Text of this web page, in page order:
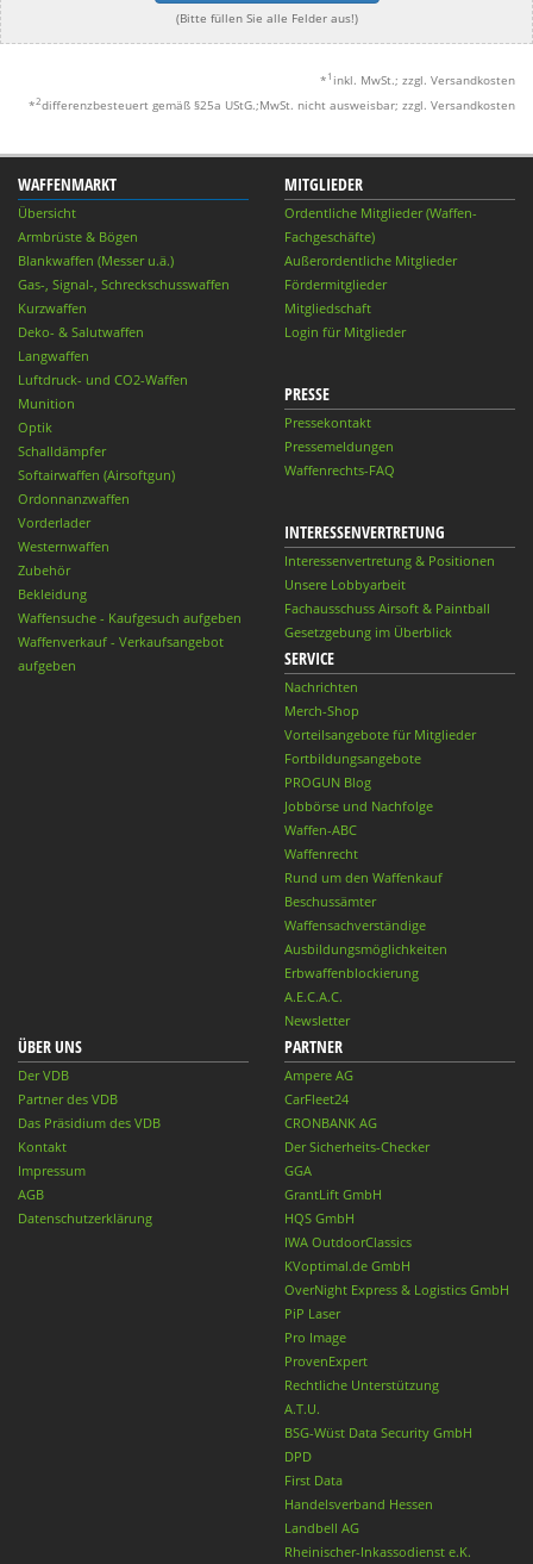
(Bitte füllen Sie alle Felder aus!)
* 1 inkl. MwSt.; zzgl. Versandkosten
*2differenzbesteuert gemäß §25a UStG.;MwSt. nicht ausweisbar; zzgl. Versandkosten
WAFFENMARKT
Übersicht
Armbrüste & Bögen
Blankwaffen (Messer u.ä.)
Gas-, Signal-, Schreckschusswaffen
Kurzwaffen
Deko- & Salutwaffen
Langwaffen
Luftdruck- und CO2-Waffen
Munition
Optik
Schalldämpfer
Softairwaffen (Airsoftgun)
Ordonnanzwaffen
Vorderlader
Westernwaffen
Zubehör
Bekleidung
Waffensuche - Kaufgesuch aufgeben
Waffenverkauf - Verkaufsangebot
aufgeben
MITGLIEDER
Ordentliche Mitglieder (Waffen-
Fachgeschäfte)
Außerordentliche Mitglieder
Fördermitglieder
Mitgliedschaft
Login für Mitglieder
PRESSE
Pressekontakt
Pressemeldungen
Waffenrechts-FAQ
INTERESSENVERTRETUNG
Interessenvertretung & Positionen
Unsere Lobbyarbeit
Fachausschuss Airsoft & Paintball
Gesetzgebung im Überblick
SERVICE
Nachrichten
Merch-Shop
Vorteilsangebote für Mitglieder
Fortbildungsangebote
PROGUN Blog
Jobbörse und Nachfolge
Waffen-ABC
Waffenrecht
Rund um den Waffenkauf
Beschussämter
Waffensachverständige
Ausbildungsmöglichkeiten
Erbwaffenblockierung
A.E.C.A.C.
Newsletter
ÜBER UNS
Der VDB
Partner des VDB
Das Präsidium des VDB
Kontakt
Impressum
AGB
Datenschutzerklärung
PARTNER
Ampere AG
CarFleet24
CRONBANK AG
Der Sicherheits-Checker
GGA
GrantLift GmbH
HQS GmbH
IWA OutdoorClassics
KVoptimal.de GmbH
OverNight Express & Logistics GmbH
PiP Laser
Pro Image
ProvenExpert
Rechtliche Unterstützung
A.T.U.
BSG-Wüst Data Security GmbH
DPD
First Data
Handelsverband Hessen
Landbell AG
Rheinischer-Inkassodienst e.K.